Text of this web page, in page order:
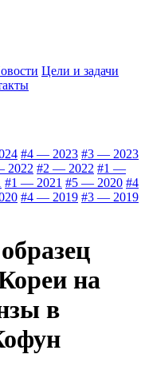
Цели и задачи
#4 — 2023 #3 — 2023
2022 #2 — 2022 #1 —
#1 — 2021 #5 — 2020 #4
#4 — 2019 #3 — 2019
на
в